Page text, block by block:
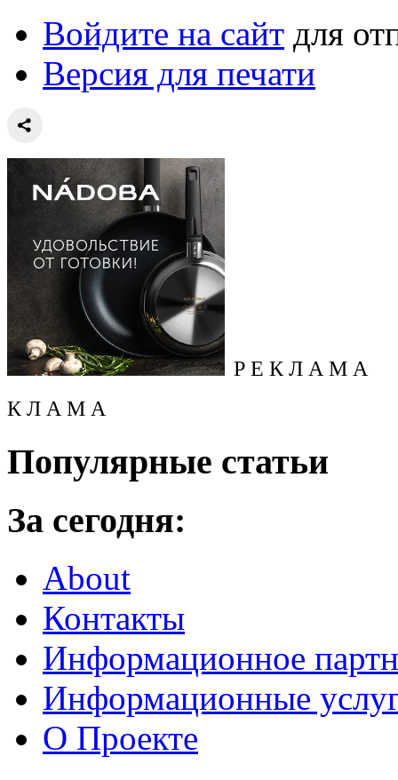
Войдите на сайт для
Версия для печати
Р Е К Л А М А
К Л А М А
Популярные статьи
За сегодня:
About
Контакты
Информационное
Информационные
О Проекте